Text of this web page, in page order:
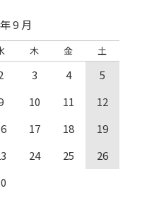
9月
木 金 土
3 4
5
10 11
12
17 18
19
24 25
26